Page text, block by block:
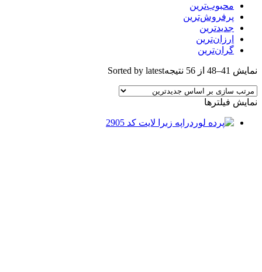
محبوب‌ترین
پرفروش‌ترین
جدیدترین
ارزان‌ترین
گران‌ترین
41–48 از 56 نتیجه Sorted by latest
فیلترها